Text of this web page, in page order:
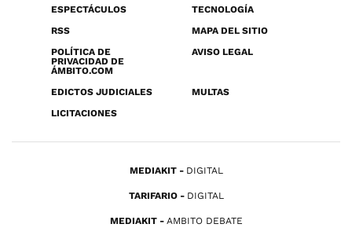
ESPECTÁCULOS
TECNOLOGÍA
RSS
MAPA DEL SITIO
POLÍTICA DE
PRIVACIDAD DE
ÁMBITO.COM
AVISO LEGAL
EDICTOS JUDICIALES
MULTAS
LICITACIONES
MEDIAKIT DIGITAL
TARIFARIO DIGITAL
MEDIAKIT AMBITO DEBATE